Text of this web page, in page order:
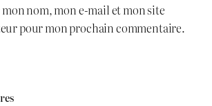
nom, mon e-mail et mon site
pour mon prochain commentaire.